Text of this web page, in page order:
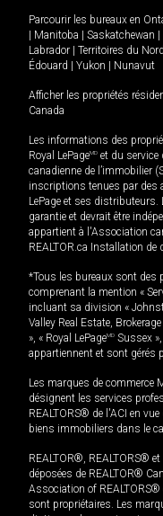
Parcourir les bureaux en
Manitoba Saskatchewan
Labrador
Territoires du
Édouard
Yukon Nunavut
Afficher les propriétés
Canada
Les informations des
Royal LePageMD et du
canadienne de l’immobilier
inscriptions tenues par des
LePage et ses
garantie et devrait être
appartient à l'Association
REALTOR.ca Installation
*Tous les bureaux sont des
comprenant la mention «
incluant sa division «
Valley Real Estate, Brokerage
», « Royal LePageMD Sussex
appartiennent et sont gérés
Les marques de
désignent les services
REALTORS® de l'ACI en
biens immobiliers dans le
REALTOR®, REALTORS®
déposées de REALTOR®
Association of
sont propriétaires. Les